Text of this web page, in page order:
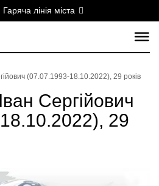
лінія міста
(07.07.1993-18.10.2022), 29 років
Сергійович
29